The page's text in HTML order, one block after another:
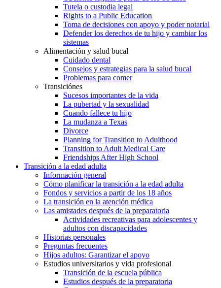
Tutela o custodia legal
Rights to a Public Education
Toma de decisiones con apoyo y poder notarial
Defender los derechos de tu hijo y cambiar los
sistemas
Alimentación y salud bucal
Cuidado dental
Consejos y estrategias para la salud bucal
Problemas para comer
Transiciónes
Sucesos importantes de la vida
La pubertad y la sexualidad
Cuando fallece tu hijo
La mudanza a Texas
Divorce
Planning for Transition to Adulthood
Transition to Adult Medical Care
Friendships After High School
Transición a la edad adulta
Información general
Cómo planificar la transición a la edad adulta
Fondos y servicios a partir de los 18 años
La transición en la atención médica
Las amistades después de la preparatoria
Actividades recreativas para adolescentes y
adultos con discapacidades
Historias personales
Preguntas frecuentes
Hijos adultos: Garantizar el apoyo
Estudios universitarios y vida profesional
Transición de la escuela pública
Estudios después de la preparatoria